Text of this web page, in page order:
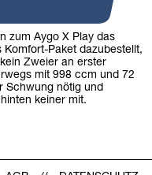
zum Aygo X Play das
Komfort-Paket dazubestellt,
Zweier an erster
mit 998 ccm und 72
Schwung nötig und
keiner mit.